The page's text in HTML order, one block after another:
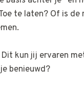
te laten? Of is
kun jij ervaren
benieuwd?